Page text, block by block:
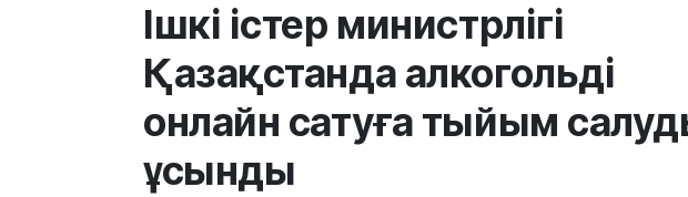
Ішкі істер министрлігі
Қазақстанда алкогольді
онлайн сатуға тыйым
ұсынды